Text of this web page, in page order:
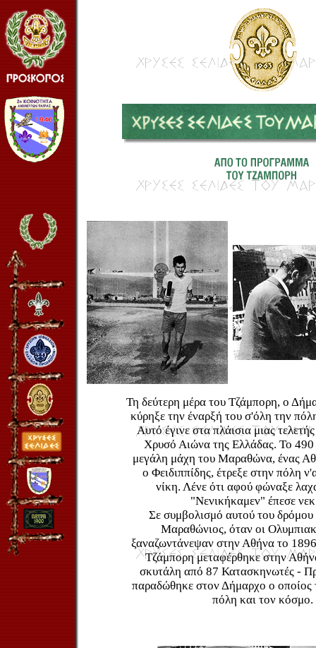
Τη δεύτερη μέρα του Τζάμπορη, ο
κύρηξε την έναρξή του σ'όλη την
Αυτό έγινε στα πλάισια μιας
Χρυσό Αιώνα της Ελλάδας. Το
μεγάλη μάχη του Μαραθώνα, ένας
ο Φειδιππίδης, έτρεξε στην πόλη
νίκη. Λένε ότι αφού φώναξε
"Νενικήκαμεν" έπεσε
Σε συμβολισμό αυτού του δρόμου
Μαραθώνιος, όταν οι
ξαναζωντάνεψαν στην Αθήνα το
Τζάμπορη μεταφέρθηκε στην
σκυτάλη από 87 Κατασκηνωτές -
παραδώθηκε στον Δήμαρχο ο οποίος
πόλη και τον κόσμο.